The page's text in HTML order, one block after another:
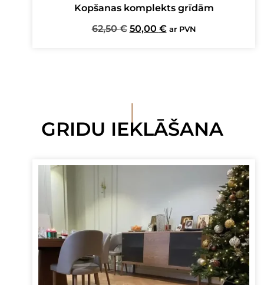
Kopšanas komplekts grīdām
62,50€ Original
50,00 €Current
ar PVN
I
GRIDU IEKLĀŠANA